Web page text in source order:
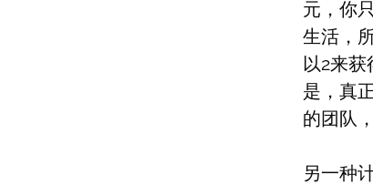
元，你
生活，
以2来
是，真
的团队
另一种